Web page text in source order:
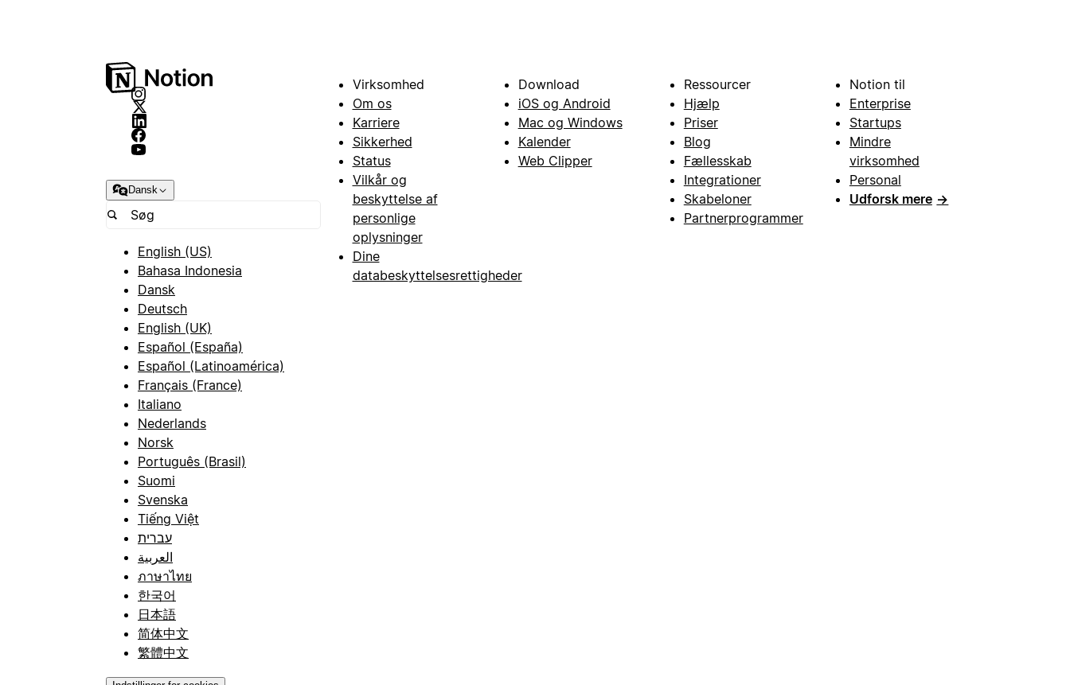
Dansk
English (US)
Bahasa Indonesia
Dansk
Deutsch
English (UK)
Español (España)
Español (Latinoamérica)
Français (France)
Italiano
Nederlands
Norsk
Português (Brasil)
Suomi
Svenska
Tiếng Việt
עברית
العربية
ภาษาไทย
한국어
日本語
简体中文
繁體中文
Virksomhed
Om os
Karriere
Sikkerhed
Status
Vilkår og
beskyttelse af
personlige
oplysninger
Dine
databeskyttelsesrettigheder
Download
iOS og Android
Mac og Windows
Kalender
Web Clipper
Ressourcer
Hjælp
Priser
Blog
Fællesskab
Integrationer
Skabeloner
Partnerprogrammer
Notion til
Enterprise
Startups
Mindre
virksomhed
Personal
Udforsk mere →